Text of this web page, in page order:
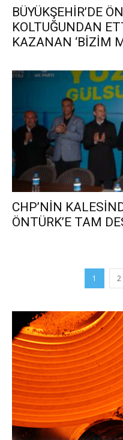
BÜYÜKŞEHİR’DE
KOLTUĞUNDAN
KAZANAN ‘BİZİM
CHP’NİN
ÖNTÜRK’E TAM
1 2